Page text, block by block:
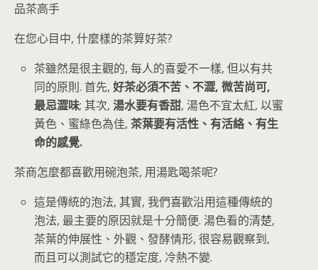
品茶高手
在您心目中, 什麼樣的茶算好茶?
茶雖然是很主觀的, 每人的喜愛不一樣, 但以有共
同的原則. 首先,好茶必須不苦、不澀, 微苦尚可,
最忌澀味; 其次,湯水要有香甜, 湯色不宜太紅, 以蜜
黃色、蜜綠色為佳,茶葉要有活性、有活絡、有生
命的感覺.
茶商怎麼都喜歡用碗泡茶, 用湯匙喝茶呢?
這是傳統的泡法, 其實, 我們喜歡沿用這種傳統的
泡法, 最主要的原因就是十分簡便. 湯色看的清楚,
茶葉的伸展性、外觀、發酵情形, 很容易觀察到,
而且可以測試它的穩定度, 冷熱不變.